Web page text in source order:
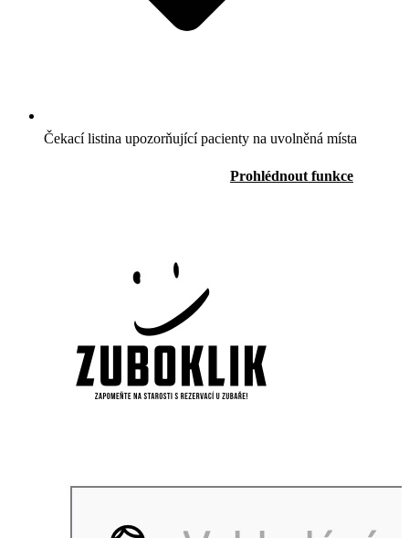
Čekací listina upozorňující pacienty na uvolněná místa
Prohlédnout funkce